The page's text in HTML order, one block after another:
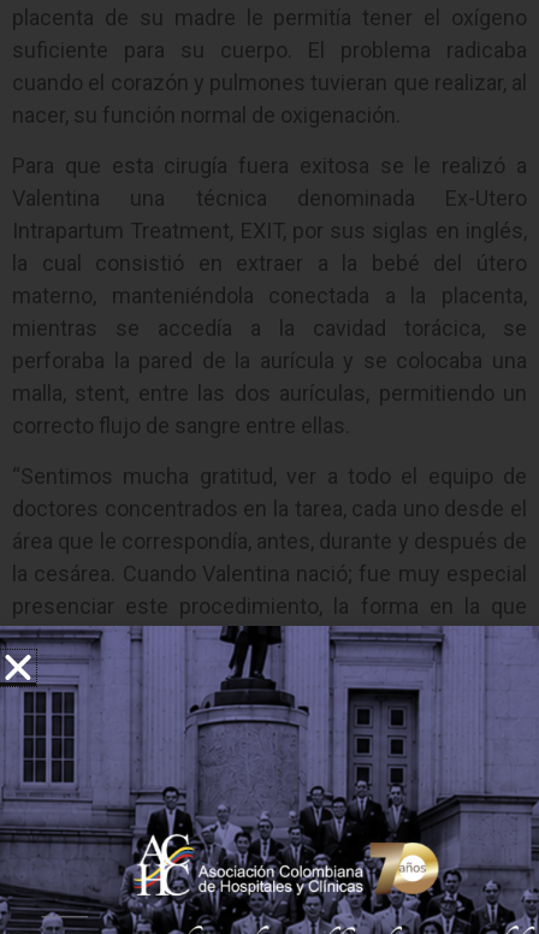
placenta de su madre le permitía tener el oxígeno
suficiente para su cuerpo. El problema radicaba
cuando el corazón y pulmones tuvieran que realizar, al
nacer, su función normal de oxigenación.
Para que esta cirugía fuera exitosa se le realizó a
Valentina una técnica denominada Ex-Utero
Intrapartum Treatment, EXIT, por sus siglas en inglés,
la cual consistió en extraer a la bebé del útero
materno, manteniéndola conectada a la placenta,
mientras se accedía a la cavidad torácica, se
perforaba la pared de la aurícula y se colocaba una
malla, stent, entre las dos aurículas, permitiendo un
correcto flujo de sangre entre ellas.
“Sentimos mucha gratitud, ver a todo el equipo de
doctores concentrados en la tarea, cada uno desde el
área que le correspondía, antes, durante y después de
la cesárea. Cuando Valentina nació; fue muy especial
presenciar este procedimiento, la forma en la que
supieron controlar su estabilidad tan pronto la
lograron sacar del útero”, expresó Yésica Cuervo,
madre de Valentina.
Este procedimiento se debe hacer en el menor
tiempo posible, ya que el soporte con el flujo de la
placenta tiene una breve duración, en el caso de
Valentina, de 27 minutos. En la intervención trabajaron
aproximadamente 20 especialistas, un equipo
interdisciplinario en áreas como materno fetal y